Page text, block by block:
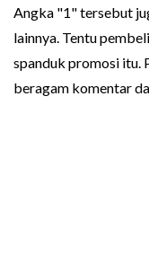
Angka "1" tersebut
lainnya. Tentu
spanduk promosi itu.
beragam komentar